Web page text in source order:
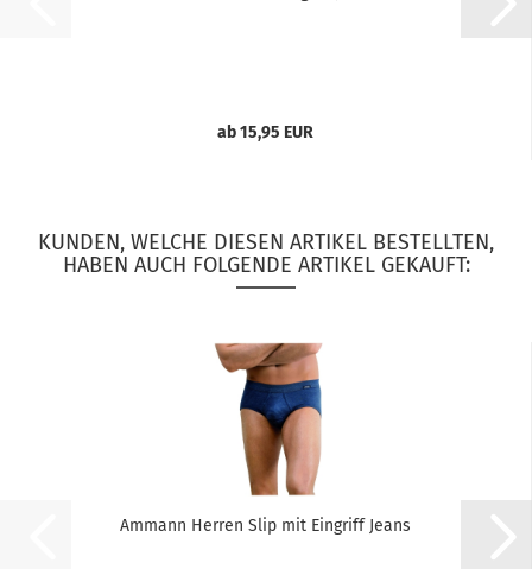
ab 15,95 EUR
KUNDEN, WELCHE DIESEN ARTIKEL BESTELLTEN,
HABEN AUCH FOLGENDE ARTIKEL GEKAUFT:
Ammann Herren Slip mit Eingriff Jeans